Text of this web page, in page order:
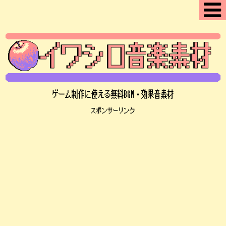
ゲーム制作に使える無料BGM・効果音素材
スポンサーリンク